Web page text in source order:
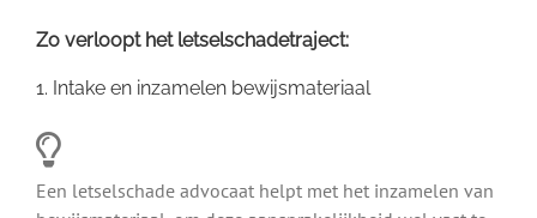
Zo verloopt het letselschadetraject:
1. Intake en inzamelen bewijsmateriaal
Een letselschade advocaat helpt met het inzamelen van